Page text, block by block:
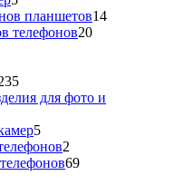
товаров
планшетов1414
телефонов2020
235
товаров
для фото и
55
товаров
2
товара
6969